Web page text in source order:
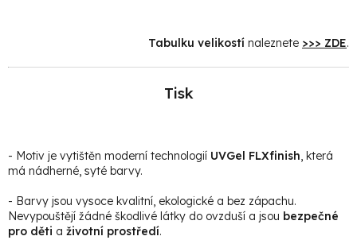
Tabulku velikostí naleznete >>> ZDE.
Tisk
- Motiv je vytištěn moderní technologií UVGel FLXfinish, která
má nádherné, syté barvy.
- Barvy jsou vysoce kvalitní, ekologické a bez zápachu.
Nevypouštějí žádné škodlivé látky do ovzduší a jsou bezpečné
pro děti a životní prostředí.